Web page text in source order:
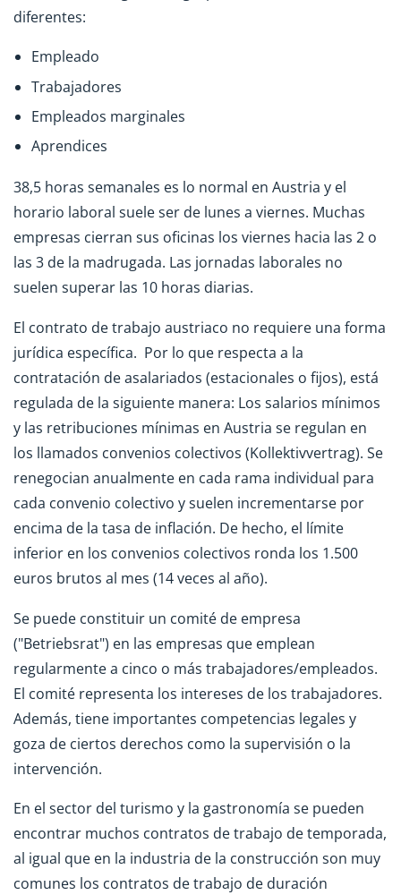
diferentes:
Empleado
Trabajadores
Empleados marginales
Aprendices
38,5 horas semanales es lo normal en Austria y el
horario laboral suele ser de lunes a viernes. Muchas
empresas cierran sus oficinas los viernes hacia las 2 o
las 3 de la madrugada. Las jornadas laborales no
suelen superar las 10 horas diarias.
El contrato de trabajo austriaco no requiere una forma
jurídica específica. Por lo que respecta a la
contratación de asalariados (estacionales o fijos), está
regulada de la siguiente manera: Los salarios mínimos
y las retribuciones mínimas en Austria se regulan en
los llamados convenios colectivos (Kollektivvertrag). Se
renegocian anualmente en cada rama individual para
cada convenio colectivo y suelen incrementarse por
encima de la tasa de inflación. De hecho, el límite
inferior en los convenios colectivos ronda los 1.500
euros brutos al mes (14 veces al año).
Se puede constituir un comité de empresa
("Betriebsrat") en las empresas que emplean
regularmente a cinco o más trabajadores/empleados.
El comité representa los intereses de los trabajadores.
Además, tiene importantes competencias legales y
goza de ciertos derechos como la supervisión o la
intervención.
En el sector del turismo y la gastronomía se pueden
encontrar muchos contratos de trabajo de temporada,
al igual que en la industria de la construcción son muy
comunes los contratos de trabajo de duración